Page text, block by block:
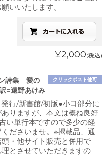
いいたします。
¥2,000(税込)
クリックポスト他可
詩集 愛の
=遠野あけみ
行/新書館/初版●小口部分に
りますが、本文は概ね良好
い単行本ですので多少の経
ださいませ。※掲載品、通
・他サイト販売と併用で
とさせていただきますの